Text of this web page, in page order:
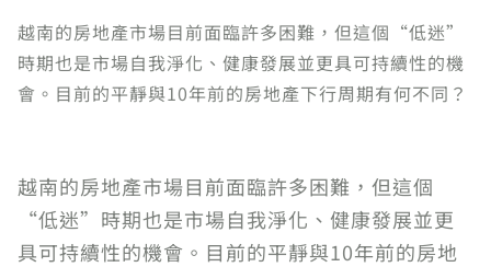
越南的房地產市場目前面臨許多困難，但這個“低迷”
時期也是市場自我淨化、健康發展並更具可持續性的機
會。目前的平靜與10年前的房地產下行周期有何不同？
越南的房地產市場目前面臨許多困難，但這個
“低迷”時期也是市場自我淨化、健康發展並更
具可持續性的機會。目前的平靜與10年前的房地